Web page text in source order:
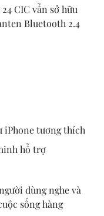
CIC vẫn sở hữu
Bluetooth 2.4
iPhone tương thích
hỗ trợ
dùng nghe và
sống hàng